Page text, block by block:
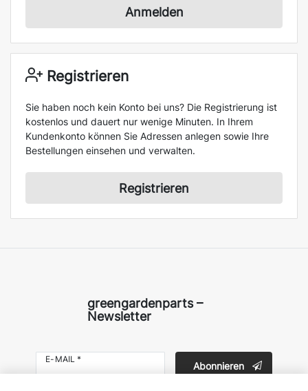
Anmelden
Registrieren
Sie haben noch kein Konto bei uns? Die Registrierung ist
kostenlos und dauert nur wenige Minuten. In Ihrem
Kundenkonto können Sie Adressen anlegen sowie Ihre
Bestellungen einsehen und verwalten.
Registrieren
greengardenparts –
Newsletter
E-MAIL *
Abonnieren